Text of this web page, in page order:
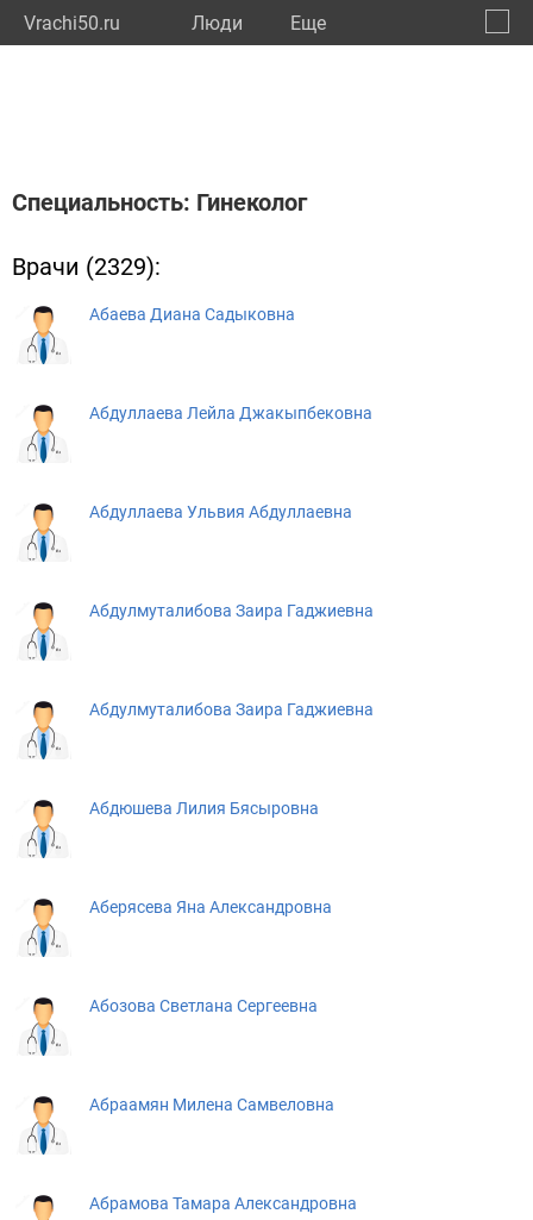
Vrachi50.ru Люди Eще
Специальность: Гинеколог
Врачи (2329):
Абаева Диана Садыковна
Абдуллаева Лейла Джакыпбековна
Абдуллаева Ульвия Абдуллаевна
Абдулмуталибова Заира Гаджиевна
Абдулмуталибова Заира Гаджиевна
Абдюшева Лилия Бясыровна
Аберясева Яна Александровна
Абозова Светлана Сергеевна
Абраамян Милена Самвеловна
Абрамова Тамара Александровна